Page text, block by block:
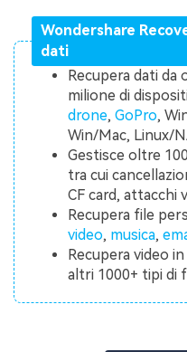
Wondershare
dati
Recupera dati da
milione di
drone,GoPro,
Win/Mac, Linux/
Gestisce oltre
tra cui
CF card, attacchi
Recupera file
video, musica,
Recupera video
altri 1000+ tipi di